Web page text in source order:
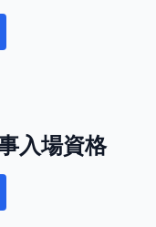
入場資格